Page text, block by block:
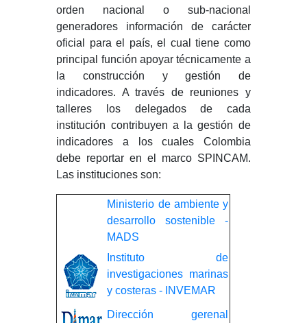
orden nacional o sub-nacional
generadores información de carácter
oficial para el país, el cual tiene como
principal función apoyar técnicamente a
la construcción y gestión de
indicadores. A través de reuniones y
talleres los delegados de cada
institución contribuyen a la gestión de
indicadores a los cuales Colombia
debe reportar en el marco SPINCAM.
Las instituciones son:
Ministerio de ambiente y
desarrollo sostenible -
MADS
Instituto de
investigaciones marinas
y costeras - INVEMAR
Dirección gerenal